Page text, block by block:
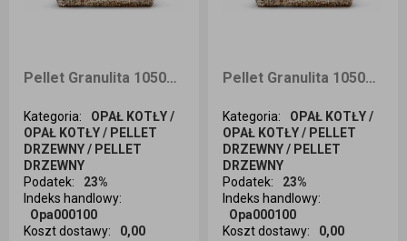
Pellet Granulita 1050kg dostawa Śląsk i okolice
Kategoria:
OPAŁ KOTŁY /
OPAŁ KOTŁY / PELLET
DRZEWNY / PELLET
DRZEWNY
Podatek:
23%
Indeks handlowy:
Opa000100
Koszt dostawy: 0,00
Ilość sztuk
Pellet Granulita 1050kg dostawa Kraków i okolice
Kategoria:
OPAŁ KOTŁY /
OPAŁ KOTŁY / PELLET
DRZEWNY / PELLET
DRZEWNY
Podatek:
23%
Indeks handlowy:
Opa000100
Koszt dostawy: 0,00
Ilość sztuk